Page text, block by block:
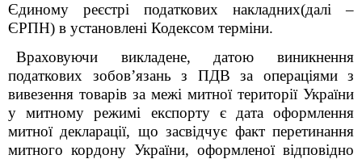
Єдиному реєстрі податкових накладних(далі –
ЄРПН) в установлені Кодексом терміни.
Враховуючи викладене, датою виникнення
податкових зобов’язань з ПДВ за операціями з
вивезення товарів за межі митної території України
у митному режимі експорту є дата оформлення
митної декларації, що засвідчує факт перетинання
митного кордону України, оформленої відповідно